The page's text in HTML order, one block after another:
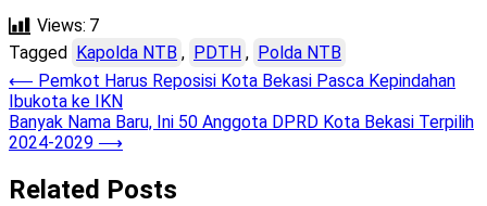
Views: 7
Tagged Kapolda NTB , PDTH , Polda NTB
Post
navigation
⟵ Pemkot Harus Reposisi Kota Bekasi Pasca Kepindahan
Ibukota ke IKN
Banyak Nama Baru, Ini 50 Anggota DPRD Kota Bekasi Terpilih
2024-2029 ⟶
Related Posts